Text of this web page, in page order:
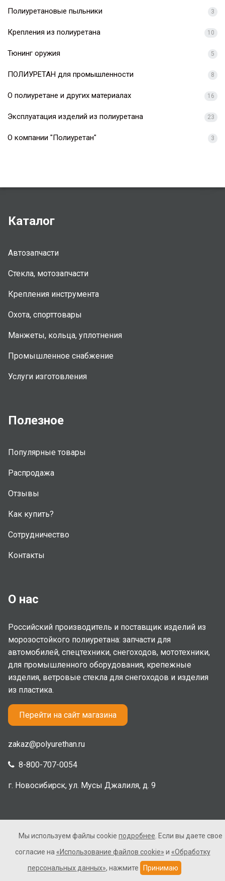
Полиуретановые пыльники 3
Крепления из полиуретана 10
Тюнинг оружия 5
ПОЛИУРЕТАН для промышленности 8
О полиуретане и других материалах 16
Эксплуатация изделий из полиуретана 23
О компании "Полиуретан" 3
Каталог
Автозапчасти
Стекла, мотозапчасти
Крепления инструмента
Охота, спорттовары
Манжеты, кольца, уплотнения
Промышленное снабжение
Услуги изготовления
Полезное
Популярные товары
Распродажа
Отзывы
Как купить?
Сотрудничество
Контакты
О нас
Российский производитель и поставщик изделий из
морозостойкого полиуретана: запчасти для
автомобилей, спецтехники, снегоходов, мототехники,
для промышленного оборудования, крепежные
изделия, ветровые стекла для снегоходов и изделия
из пластика.
Перейти на сайт магазина
zakaz@polyurethan.ru
8-800-707-0054
г. Новосибирск, ул. Мусы Джалиля, д. 9
2005-2026 © Полиуретан. Все права защищены. Не
является публичной офертой.
Мы используем файлы cookie подробнее . Если вы даете свое
согласие на «Использование файлов cookie» и «Обработку
персональных данных», нажмите Принимаю